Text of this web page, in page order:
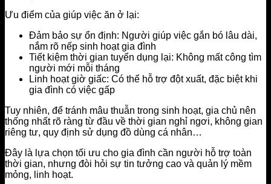
Ưu điểm của giúp việc ăn ở lại:
Đảm bảo sự ổn định: Người giúp việc gắn bó lâu dài,
nắm rõ nếp sinh hoạt gia đình
Tiết kiệm thời gian tuyển dụng lại: Không mất công tìm
người mới mỗi tháng
Linh hoạt giờ giấc: Có thể hỗ trợ đột xuất, đặc biệt khi
gia đình có việc gấp
Tuy nhiên, để tránh mâu thuẫn trong sinh hoạt, gia chủ nên
thống nhất rõ ràng từ đầu về thời gian nghỉ ngơi, không gian
riêng tư, quy định sử dụng đồ dùng cá nhân…
Đây là lựa chọn tối ưu cho gia đình cần người hỗ trợ toàn
thời gian, nhưng đòi hỏi sự tin tưởng cao và quản lý mềm
mỏng, linh hoạt.